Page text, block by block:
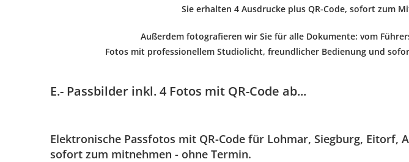
Sie erhalten 4 Ausdrucke plus QR-Code, sofort zum
Außerdem fotografieren wir Sie für alle Dokumente: vom
Fotos mit professionellem Studiolicht, freundlicher Bedienungund
E.- Passbilder inkl. 4 Fotos mit QR-Code ab...
Elektronische Passfotos mit QR-Code für Lohmar, Siegburg, Eitorf,
sofort zum mitnehmen - ohne Termin.